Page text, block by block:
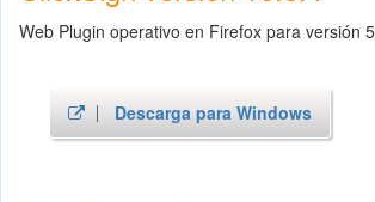
Web Plugin operativo en Firefox para versión
Descarga para Windows